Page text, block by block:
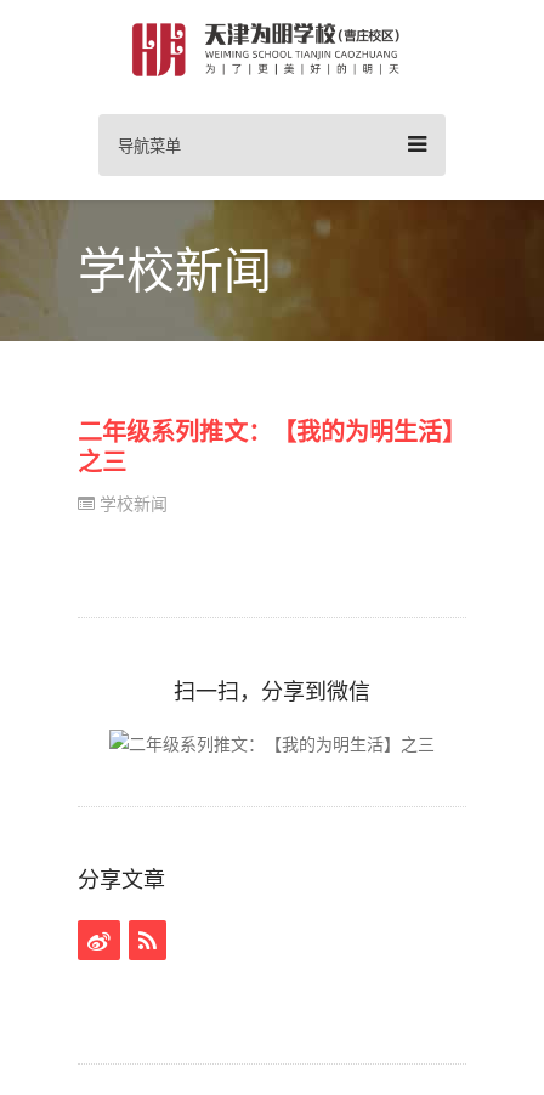
导航菜单
学校新闻
二年级系列推文：【我的为明生活】
之三
学校新闻
扫一扫，分享到微信
分享文章